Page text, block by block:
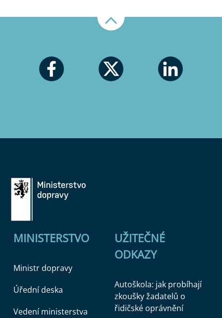
MINISTERSTVO
Ministr dopravy
Úřední deska
Vedení ministerstva
UŽITEČNÉ
ODKAZY
Autoškola: jak probíhají
zkoušky žadatelů o
řidičské oprávnění